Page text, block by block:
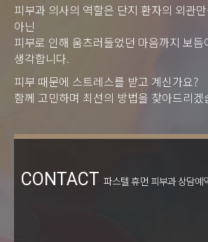
피부과 의사의 역할은 단지 환자의 외관
아닌
피부로 인해 움츠러들었던 마음까지 보
생각합니다.
피부 때문에 스트레스를 받고 계신가요?
함께 고민하며 최선의 방법을 찾아드리겠
CONTACT 파스텔 휴먼 피부과 상담예